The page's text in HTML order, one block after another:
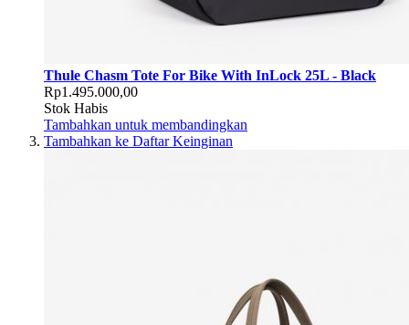
Thule Chasm Tote For Bike With InLock 25L - Black
Rp1.495.000,00
Stok Habis
Tambahkan untuk membandingkan
Tambahkan ke Daftar Keinginan